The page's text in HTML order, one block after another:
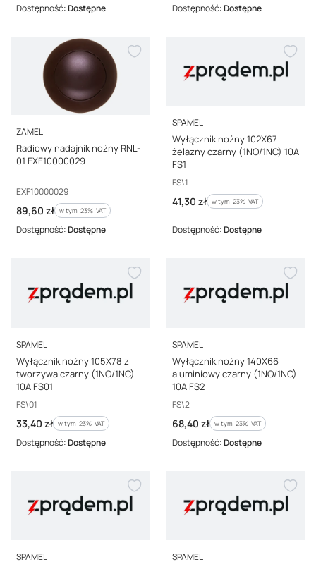
Dostępność:Dostępne Dostępność:Dostępne
PRODUCENT
ZAMEL
Radiowy nadajnik nożny RNL-
01 EXF10000029
Kod producenta
EXF10000029
Cena brutto
89,60 zł w tym %s VAT
w tym 23% VAT
Dostępność:Dostępne
PRODUCENT
SPAMEL
Wyłącznik nożny 102X67
żelazny czarny (1NO/1NC) 10A
FS1
Kod producenta
FS\1
Cena brutto
41,30 zł w tym %s VAT
w tym 23% VAT
Dostępność:Dostępne
PRODUCENT
SPAMEL
Wyłącznik nożny 105X78 z
tworzywa czarny (1NO/1NC)
10A FS01
Kod producenta
FS\01
Cena brutto
33,40 zł w tym %s VAT
w tym 23% VAT
Dostępność:Dostępne
PRODUCENT
SPAMEL
Wyłącznik nożny 140X66
aluminiowy czarny (1NO/1NC)
10A FS2
Kod producenta
FS\2
Cena brutto
68,40 zł w tym %s VAT
w tym 23% VAT
Dostępność:Dostępne
PRODUCENT
SPAMEL PRODUCENT
SPAMEL